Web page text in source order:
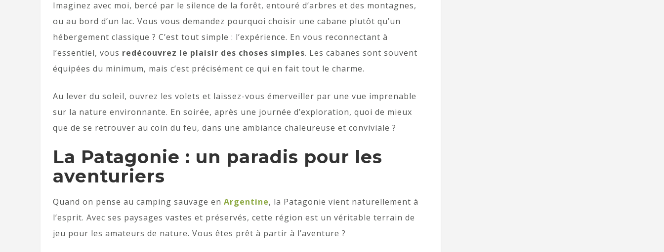
Imaginez avec moi, bercé par le silence de la forêt, entouré d’arbres et des montagnes,
ou au bord d’un lac. Vous vous demandez pourquoi choisir une cabane plutôt qu’un
hébergement classique ? C’est tout simple : l’expérience. En vous reconnectant à
l’essentiel, vous redécouvrez le plaisir des choses simples. Les cabanes sont souvent
équipées du minimum, mais c’est précisément ce qui en fait tout le charme.
Au lever du soleil, ouvrez les volets et laissez-vous émerveiller par une vue imprenable
sur la nature environnante. En soirée, après une journée d’exploration, quoi de mieux
que de se retrouver au coin du feu, dans une ambiance chaleureuse et conviviale ?
La Patagonie : un paradis pour les
aventuriers
Quand on pense au camping sauvage en Argentine, la Patagonie vient naturellement à
l’esprit. Avec ses paysages vastes et préservés, cette région est un véritable terrain de
jeu pour les amateurs de nature. Vous êtes prêt à partir à l’aventure ?